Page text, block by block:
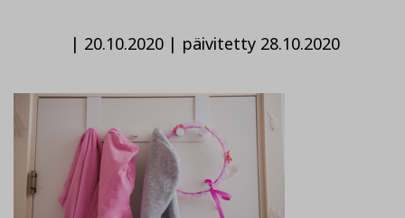
| 20.10.2020| päivitetty 28.10.2020